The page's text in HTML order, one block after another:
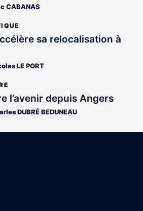
CABANAS
sa relocalisation à
LE PORT
l’avenir depuis Angers
DUBRÉ BEDUNEAU